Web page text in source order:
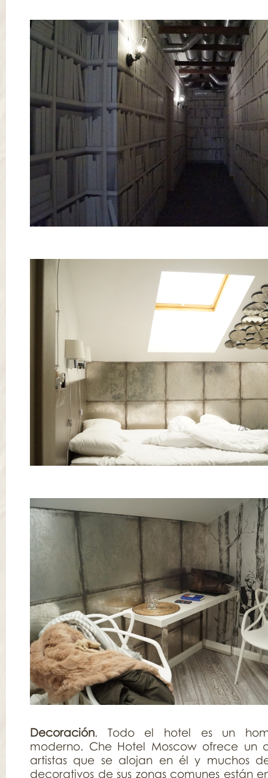
Decoración. Todo el hotel es un
moderno. Che Hotel Moscow ofrece un
artistas que se alojan en él y muchos
decorativos de sus zonas comunes están